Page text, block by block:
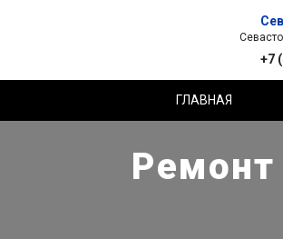
+7
ГЛАВНАЯ
Ремонт